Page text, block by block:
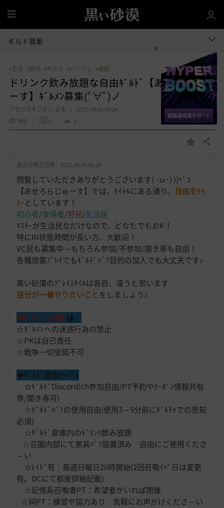
全
体
ギルド募集
#生活 #冒険 #ギルド #パーティ #戦闘
ドリンク飲み放題な自由ｷﾞﾙﾄﾞ【あせろらじゅ
ーす】ｷﾞﾙﾒﾝ募集(ﾟ∀ﾟ)ノ
アセロラオニオン-日本
2025.08.06 06:24
808
0 1
お
り
共有する
最近の修正日時 : 2025.08.06 06:24
閲覧していただきありがとうございます( ･ω･) ))ﾍﾟｺ
【あせろらじゅーす】では、ﾀｲﾄﾙにある通り、 自由をﾓｯ
ﾄｰとしています！
初心者/復帰者/狩民/生活民
ﾏｽﾀｰが生活民なだけなので、どなたでもおK！
特にIN状態時間が長い方、大歓迎！
VC民も募集中～もちろん参加/不参加/聞き専も自由！
各種放置ﾌﾟﾚｲでもｷﾞﾙﾄﾞﾊﾞﾌ目的の加入でも大丈夫です♪
黒い砂漠のﾌﾟﾚｲｽﾀｲﾙは各自、違うと思います
自分が一番やりたいことをしましょう♪
◆ｷﾞﾙﾄﾞの規約は…
☆ｷﾞﾙﾒﾝへの迷惑行為の禁止
☆PKは自己責任
☆戦争一切受諾不可
◆ｷﾞﾙﾄﾞ提供ｻｰﾋﾞｽ
☆ｷﾞﾙﾄﾞDiscord(ch参加自由/PT予約やｸｰﾎﾟﾝ情報共有
等/聞き専可)
☆ｷﾞﾙﾄﾞﾊﾞﾌの使用自由(使用3～5分前にｷﾞﾙﾁｬでの告知
必須)
☆ｷﾞﾙﾄﾞ倉庫内のﾄﾞﾘﾝｸ飲み放題
☆荘園内部にて家具ﾊﾞﾌ設置済み 自由にご使用くださ
～い
☆ﾚｲﾄﾞ有：毎週日曜日20時開始(2回召喚ｲﾍﾞ日は変更
有。DCにて都度詳細記載)
☆記憶系召喚書PT：希望者がいれば開催
☆祠PT：練習や協力あり 気軽にお声がけくださ～い